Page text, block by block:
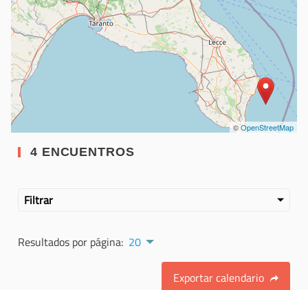
©OpenStreetMap
4 ENCUENTROS
Filtrar
Resultados por página: 20
Exportar calendario